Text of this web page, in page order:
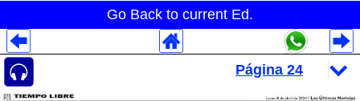
Go Back to current Ed.
Despliegues Analytics
Despliegues Totales